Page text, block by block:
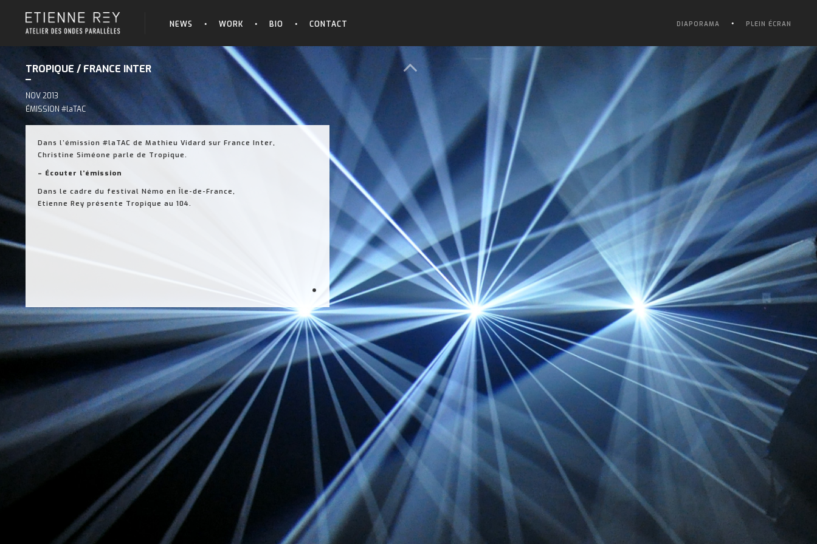
NEWS WORK BIO CONTACT DIAPORAMA PLEIN ÉCRAN
TROPIQUE / FRANCE INTER
NOV 2013
ÉMISSION #laTAC
Dans l’émission #laTAC de Mathieu Vidard sur France Inter,
Christine Siméone parle de Tropique.
– Écouter l’émission
Dans le cadre du festival Némo en Île-de-France,
Etienne Rey présente Tropique au 104.